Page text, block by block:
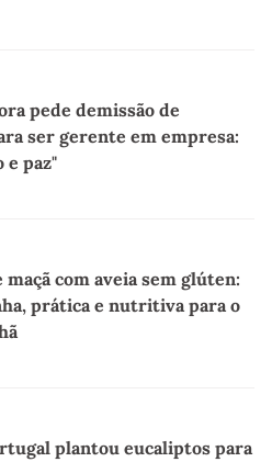
pede demissão de
ser gerente em empresa:
e paz"
maçã com aveia sem glúten:
prática e nutritiva para o
plantou eucaliptos para